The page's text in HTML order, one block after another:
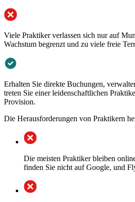
Viele Praktiker verlassen sich nur auf
Wachstum begrenzt und zu viele freie
Erhalten Sie direkte Buchungen,
treten Sie einer leidenschaftlichen
Provision.
Die Herausforderungen von Praktikern
Die meisten Praktiker bleiben
finden Sie nicht auf Google, und